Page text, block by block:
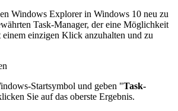
Windows Explorer in Windows 10 neu zu
Task-Manager, der eine Möglichkeit
einem einzigen Klick anzuhalten und zu
Startsymbol und geben "Task-
Sie auf das oberste Ergebnis.